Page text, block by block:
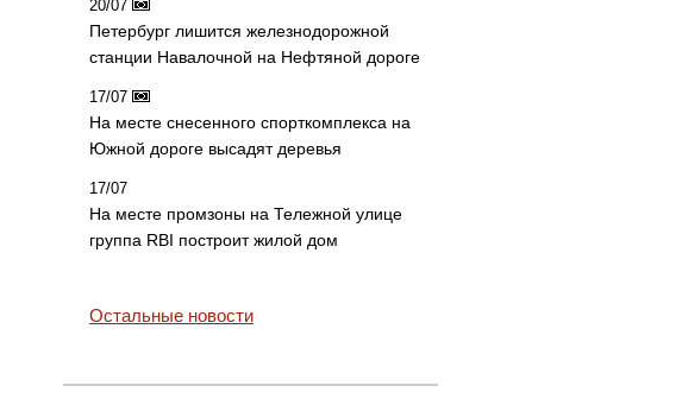
20/07
Петербург лишится железнодорожной
станции Навалочной на Нефтяной дороге
17/07
На месте снесенного спорткомплекса на
Южной дороге высадят деревья
17/07
На месте промзоны на Тележной улице
группа RBI построит жилой дом
Остальные новости